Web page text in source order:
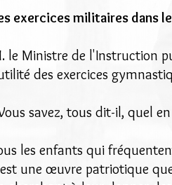
exercices militaires dans
le Ministre de l'Instruction
des exercices
savez, tous dit-il, quel
les enfants qui
une œuvre patriotique